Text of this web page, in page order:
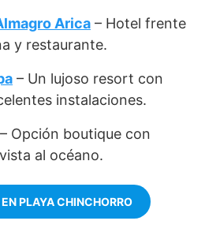
Arica – Hotel frente
y restaurante.
– Un lujoso resort con
instalaciones.
– Opción boutique con
al océano.
PLAYA CHINCHORRO